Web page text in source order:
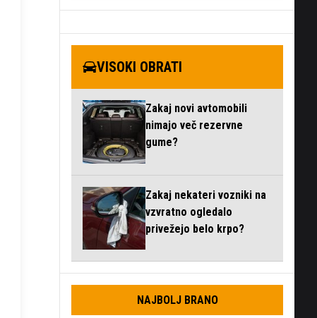
VISOKI OBRATI
Zakaj novi avtomobili
nimajo več rezervne
gume?
Zakaj nekateri vozniki na
vzvratno ogledalo
privežejo belo krpo?
NAJBOLJ BRANO